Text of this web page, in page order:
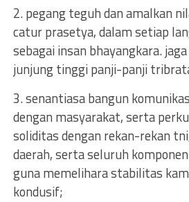
2. pegang teguh dan amalkan
catur prasetya, dalam setiap
sebagai insan bhayangkara.
junjung tinggi panji-panji
3. senantiasa bangun
dengan masyarakat, serta
soliditas dengan rekan-rekan
daerah, serta seluruh
guna memelihara stabilitas
kondusif;